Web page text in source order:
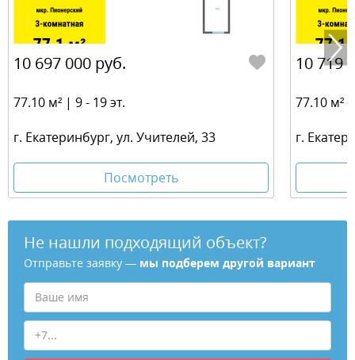
10 697 000 руб.
77.10 м² | 9 - 19 эт.
г. Екатеринбург, ул. Учителей, 33
Посмотреть
10 719
77.10 м²
г.
Не нашли подходящий объект?
Отправьте заявку — мы подберем другой вариант